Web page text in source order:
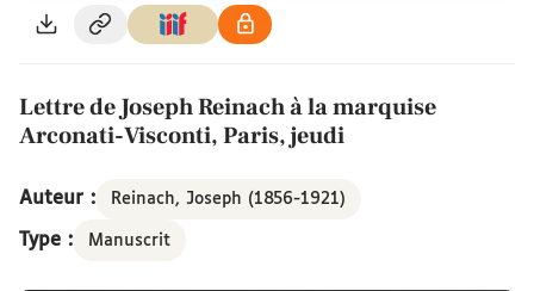
Lettre de Joseph Reinach à la marquise
Arconati-Visconti, Paris, jeudi
Auteur : Reinach, Joseph (1856-1921)
Type : Manuscrit